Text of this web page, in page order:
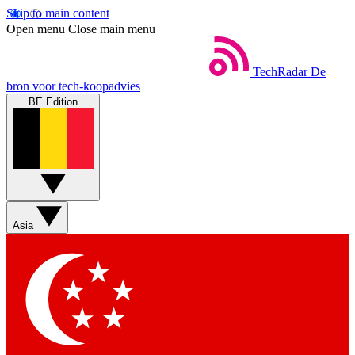
Skip to main content
Open menu Close main menu
TechRadar De
bron voor tech-koopadvies
BE Edition
Asia